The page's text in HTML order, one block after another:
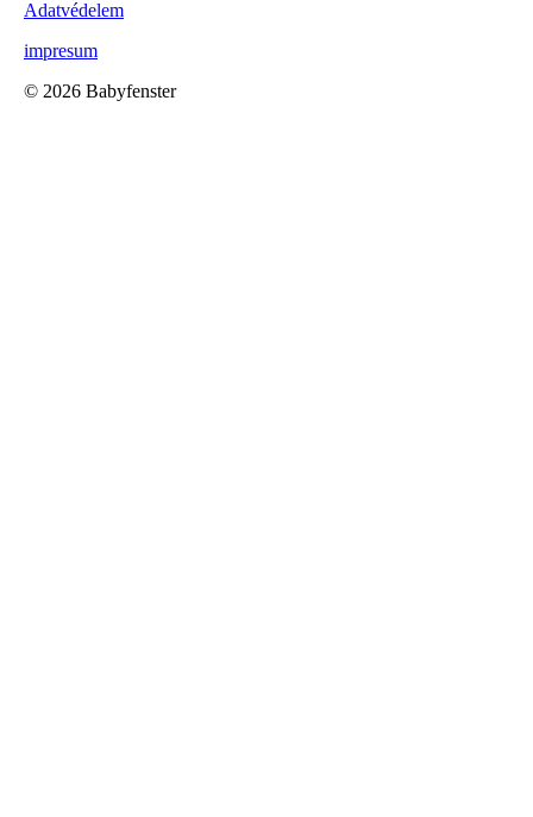
Adatvédelem
impresum
© 2026 Babyfenster